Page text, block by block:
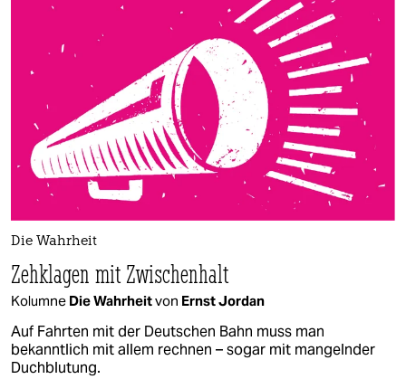
Die Wahrheit
Zehklagen mit Zwischenhalt
Kolumne Die Wahrheitvon Ernst Jordan
Auf Fahrten mit der Deutschen Bahn muss man
bekanntlich mit allem rechnen – sogar mit mangelnder
Duchblutung.